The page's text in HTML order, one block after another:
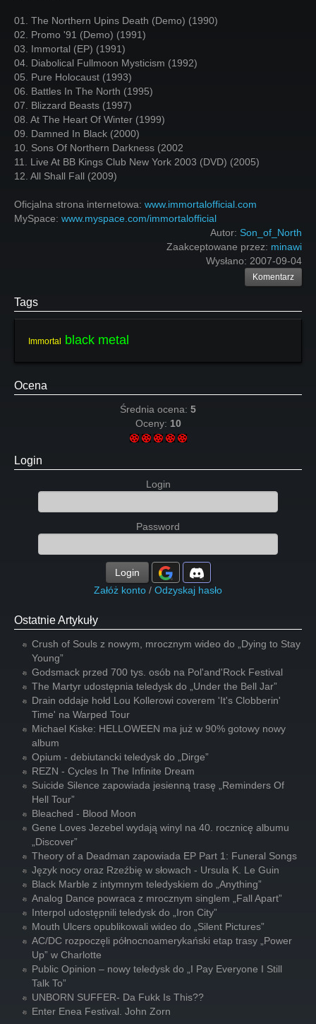
01. The Northern Upins Death (Demo) (1990)
02. Promo '91 (Demo) (1991)
03. Immortal (EP) (1991)
04. Diabolical Fullmoon Mysticism (1992)
05. Pure Holocaust (1993)
06. Battles In The North (1995)
07. Blizzard Beasts (1997)
08. At The Heart Of Winter (1999)
09. Damned In Black (2000)
10. Sons Of Northern Darkness (2002
11. Live At BB Kings Club New York 2003 (DVD) (2005)
12. All Shall Fall (2009)
Oficjalna strona internetowa: www.immortalofficial.com
MySpace: www.myspace.com/immortalofficial
Autor: Son_of_North
Zaakceptowane przez: minawi
Wysłano: 2007-09-04
Komentarz
Tags
Immortal black metal
Ocena
Średnia ocena: 5
Oceny: 10
Login
Login
Password
Login
Załóż konto / Odzyskaj hasło
Ostatnie Artykuły
Crush of Souls z nowym, mrocznym wideo do „Dying to Stay
Young”
Godsmack przed 700 tys. osób na Pol'and'Rock Festival
The Martyr udostępnia teledysk do „Under the Bell Jar”
Drain oddaje hołd Lou Kollerowi coverem 'It's Clobberin'
Time' na Warped Tour
Michael Kiske: HELLOWEEN ma już w 90% gotowy nowy
album
Opium - debiutancki teledysk do „Dirge”
REZN - Cycles In The Infinite Dream
Suicide Silence zapowiada jesienną trasę „Reminders Of
Hell Tour”
Bleached - Blood Moon
Gene Loves Jezebel wydają winyl na 40. rocznicę albumu
„Discover”
Theory of a Deadman zapowiada EP Part 1: Funeral Songs
Język nocy oraz Rzeźbię w słowach - Ursula K. Le Guin
Black Marble z intymnym teledyskiem do „Anything”
Analog Dance powraca z mrocznym singlem „Fall Apart”
Interpol udostępnili teledysk do „Iron City”
Mouth Ulcers opublikowali wideo do „Silent Pictures”
AC/DC rozpoczęli północnoamerykański etap trasy „Power
Up” w Charlotte
Public Opinion – nowy teledysk do „I Pay Everyone I Still
Talk To”
UNBORN SUFFER- Da Fukk Is This??
Enter Enea Festival. John Zorn